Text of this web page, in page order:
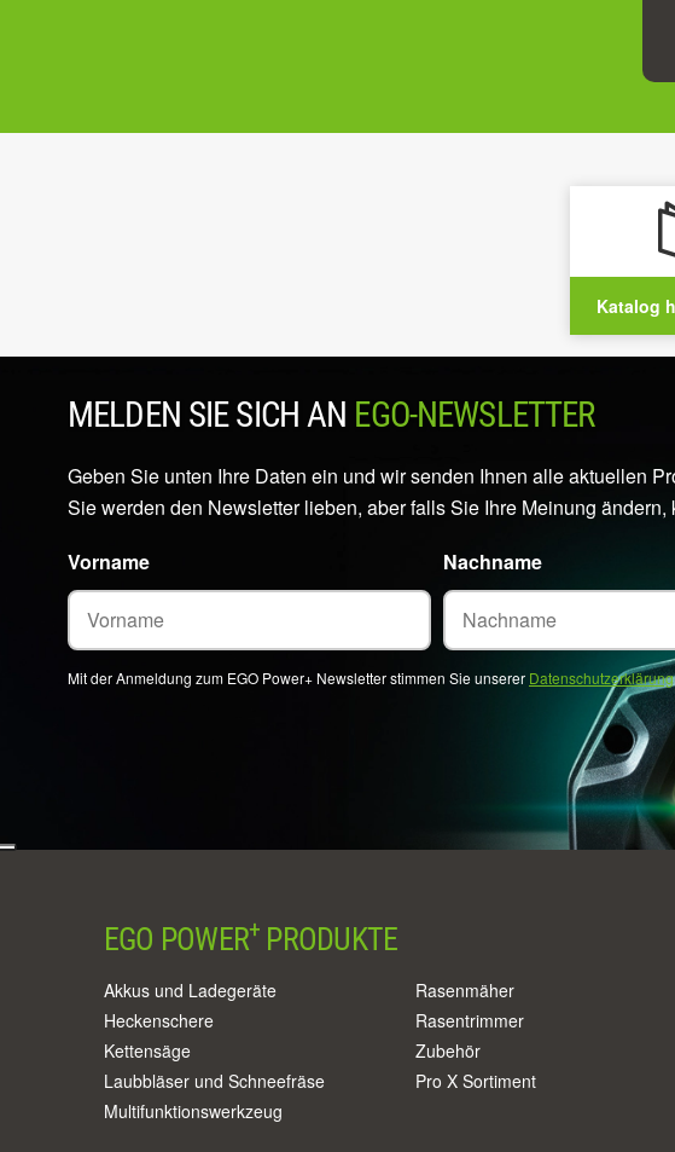
Katalog
MELDEN SIE SICH AN EGO-NEWSLETTER
Geben Sie unten Ihre Daten ein und wir senden Ihnen alle aktuellen
Sie werden den Newsletter lieben, aber falls Sie Ihre Meinung
Vorname Nachname
Mit der Anmeldung zum EGO Power+ Newsletter stimmen Sie unserer Datenschutzerklärung
EGO POWER+ PRODUKTE
Akkus und Ladegeräte
Heckenschere
Kettensäge
Laubbläser und Schneefräse
Multifunktionswerkzeug
Rasenmäher
Rasentrimmer
Zubehör
Pro X Sortiment